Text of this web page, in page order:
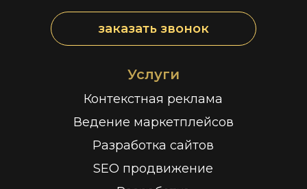
заказать звонок
Услуги
Контекстная реклама
Ведение маркетплейсов
Разработка сайтов
SEO продвижение